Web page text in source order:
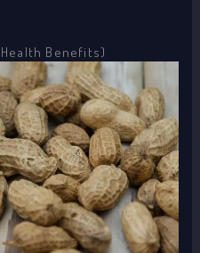
Health Benefits)